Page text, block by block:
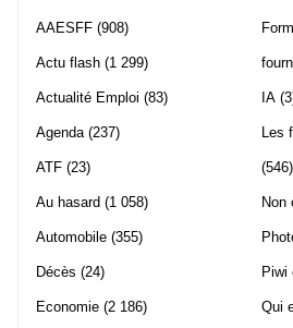
AAESFF (908)
Actu flash (1 299)
Actualité Emploi (83)
Agenda(237)
ATF (23)
Au hasard (1 058)
Automobile (355)
Décès (24)
Economie (2 186)
IA
Les
(546)
Non
Piwi
Qui